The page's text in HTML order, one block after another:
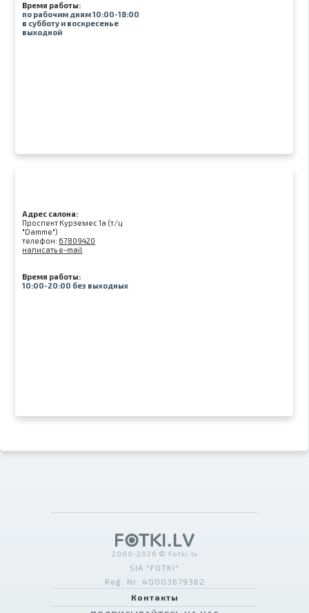
Время работы:
по рабочим дням 10:00-18:00
в субботу и воскресенье
выходной
Адрес салона:
Проспект Курземес 1а (т/ц
"Damme")
телефон: 67809420
написать e-mail
Время работы:
10:00-20:00 без выходных
2000-2026 © Fotki.lv
SIA "FOTKI"
Reģ. Nr. 40003679362
Контакты